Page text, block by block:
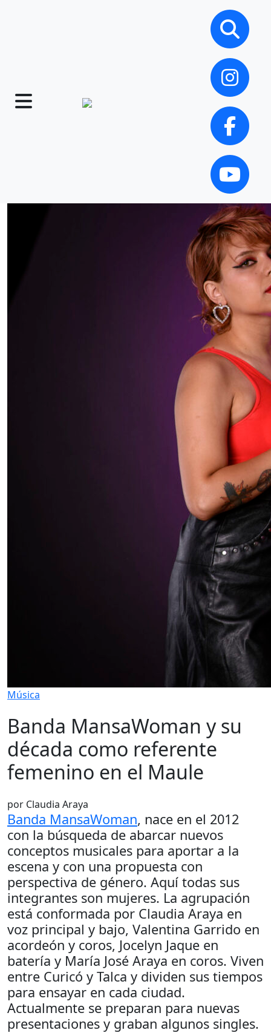
Música
Banda MansaWoman y su
década como referente
femenino en el Maule
por Claudia Araya
Banda MansaWoman, nace en el 2012
con la búsqueda de abarcar nuevos
conceptos musicales para aportar a la
escena y con una propuesta con
perspectiva de género. Aquí todas sus
integrantes son mujeres. La agrupación
está conformada por Claudia Araya en
voz principal y bajo, Valentina Garrido en
acordeón y coros, Jocelyn Jaque en
batería y María José Araya en coros. Viven
entre Curicó y Talca y dividen sus tiempos
para ensayar en cada ciudad.
Actualmente se preparan para nuevas
presentaciones y graban algunos singles.